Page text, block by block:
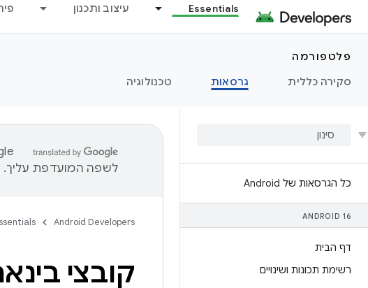
Essentials עיצוב ותכנון
פלטפורמה
סקירה כללית
גרסאות טכנולוגיה
כל הגרסאות של Android
ANDROID 16
דף הבית
רשימת תכונות ושינויים
לשפה המועדפת עליך.
Android Developers